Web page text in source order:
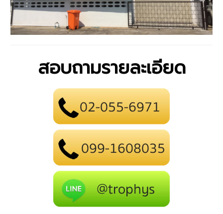
สอบถามรายละเอียด